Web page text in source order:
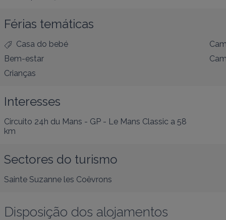
Férias temáticas
Casa do bebé
Bem-estar
Crianças
Interesses
Circuito 24h du Mans - GP - Le Mans Classic a 58
km
Sectores do turismo
Sainte Suzanne les Coëvrons
Disposição dos alojamentos